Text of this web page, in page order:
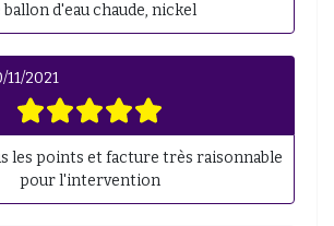
ballon d'eau chaude, nickel
11/2021
les points et facture très raisonnable
pour l'intervention